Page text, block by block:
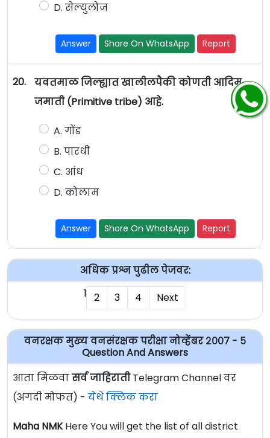
D. सेल्युलोज
Answer Share On WhatsApp Report
20.
यवतमाळ जिल्ह्यात खालीलपैकी कोणती आदिम
जमाती (Primitive tribe) आहे.
A. गोंड
B. पारधी
C. आंध
D. कोलाम
Answer Share On WhatsApp Report
अधिक प्रश्न पुढील पेजवर:
1 2 3 4 Next
वनरक्षक मुख्य वनसंरक्षक परीक्षा नोव्हेंबर २००७ - ५
Question And Answers
आता मिळवासर्व जाहिरातीTelegram Channel वर
(अगदी मोफत) - येथे क्लिक करा
Maha NMKHere You will get the list of all district